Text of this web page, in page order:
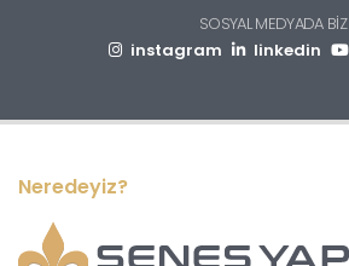
SOSYAL MEDYADA BIZ
instagram
linkedin
Neredeyiz?